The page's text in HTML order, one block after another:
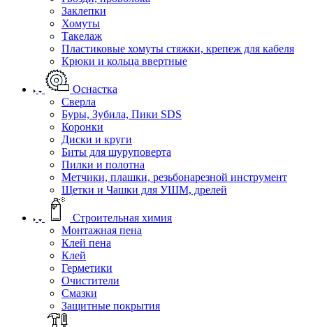
Заклепки
Хомуты
Такелаж
Пластиковые хомуты стяжки, крепеж для кабеля
Крюки и кольца ввертные
Оснастка
Сверла
Буры, Зубила, Пики SDS
Коронки
Диски и круги
Биты для шуруповерта
Пилки и полотна
Метчики, плашки, резьбонарезной инструмент
Щетки и Чашки для УШМ, дрелей
Строительная химия
Монтажная пена
Клей пена
Клей
Герметики
Очистители
Смазки
Защитные покрытия